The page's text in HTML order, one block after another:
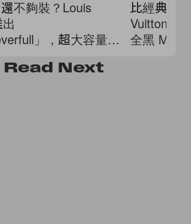
不夠裝？Louis
」，超大容量、
比經典老
Vuitton
全黑
Read Next